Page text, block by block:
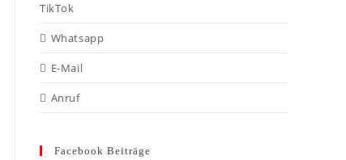
TikTok
Whatsapp
E-Mail
Anruf
Facebook Beiträge